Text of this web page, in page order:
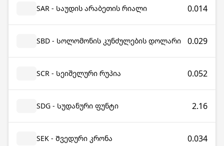
SAR - Საუდის არაბეთის რიალი 0.014
SBD - Სოლომონის კუნძულების დოლარი 0.029
SCR - Სეიშელური რუპია 0.052
SDG - Სუდანური ფუნტი 2.16
SEK - Შვედური კრონა 0.034